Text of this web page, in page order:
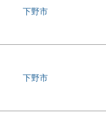
下野市
下野市